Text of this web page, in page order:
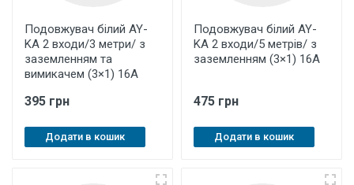
Подовжувач білий AY-
KA 2 входи/3 метри/ з
заземленням та
вимикачем (3×1) 16А
395 грн
Додати в кошик
Подовжувач білий AY-
KA 2 входи/5 метрів/ з
заземленням (3×1) 16А
475 грн
Додати в кошик